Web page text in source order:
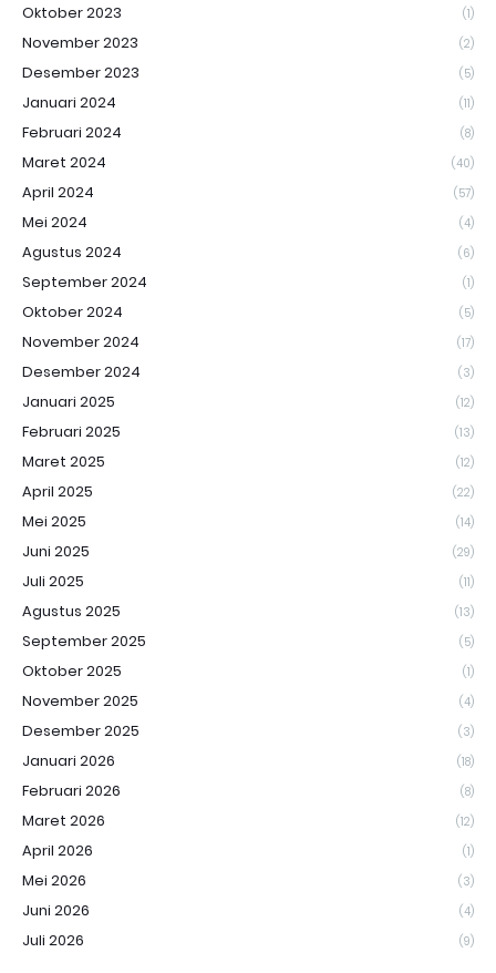
Oktober 2023 (1)
November 2023 (2)
Desember 2023 (5)
Januari 2024 (11)
Februari 2024 (8)
Maret 2024 (40)
April 2024 (57)
Mei 2024 (4)
Agustus 2024 (6)
September 2024 (1)
Oktober 2024 (5)
November 2024 (17)
Desember 2024 (3)
Januari 2025 (12)
Februari 2025 (13)
Maret 2025 (12)
April 2025 (22)
Mei 2025 (14)
Juni 2025 (29)
Juli 2025 (11)
Agustus 2025 (13)
September 2025 (5)
Oktober 2025 (1)
November 2025 (4)
Desember 2025 (3)
Januari 2026 (18)
Februari 2026 (8)
Maret 2026 (12)
April 2026 (1)
Mei 2026 (3)
Juni 2026 (4)
Juli 2026 (9)